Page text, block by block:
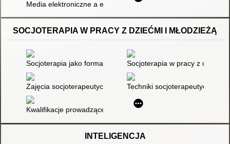
Media elektroniczne a emocje najmłodszych : tablet,
SOCJOTERAPIA W PRACY Z DZIEĆMI I MŁODZIEŻĄ
Socjoterapia jako forma pomocy psychologiczno-
Socjoterapia w pracy z dziećmi
Zajęcia socjoterapeutyczne w szkoleTechniki socjoterapeutyczne w
Kwalifikacje prowadzącego zajęcia socjoterapeutyczne
INTELIGENCJA